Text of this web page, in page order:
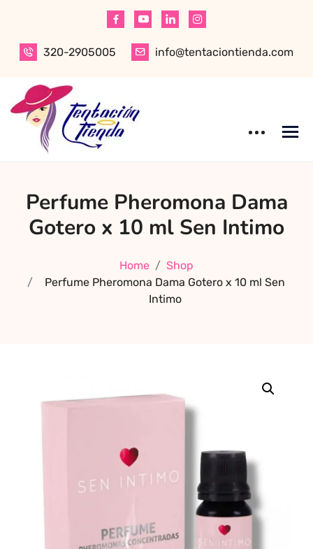
content
320-2905005
info@tentaciontienda.com
mejor sex shop
en Bogotá,
especializado en
vestidos de baño
Compra online
Perfume Pheromona Dama
Gotero x 10 ml Sen Intimo
Home
Shop
Perfume Pheromona Dama Gotero x 10 ml Sen
Intimo